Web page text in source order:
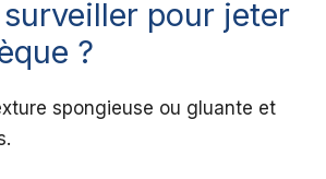
pour jeter
?
spongieuse ou gluante et